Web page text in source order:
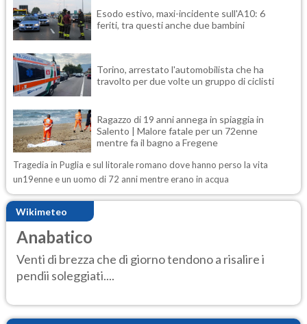
Esodo estivo, maxi-incidente sull'A10: 6
feriti, tra questi anche due bambini
Torino, arrestato l'automobilista che ha
travolto per due volte un gruppo di ciclisti
Ragazzo di 19 anni annega in spiaggia in
Salento | Malore fatale per un 72enne
mentre fa il bagno a Fregene
Tragedia in Puglia e sul litorale romano dove hanno perso la vita
un19enne e un uomo di 72 anni mentre erano in acqua
Wikimeteo
Anabatico
Venti di brezza che di giorno tendono a risalire i
pendii soleggiati....